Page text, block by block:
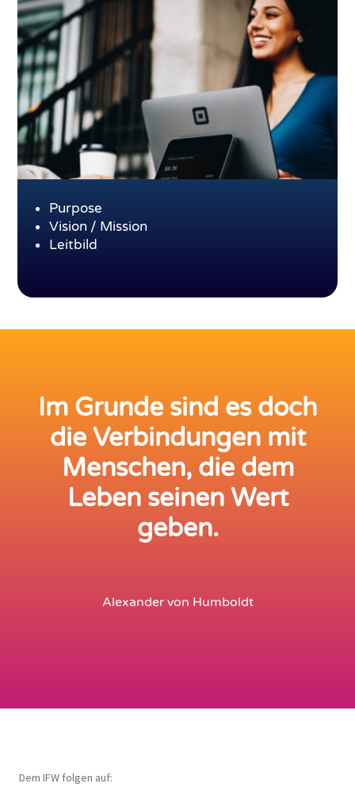
Purpose
Vision / Mission
Leitbild
Im Grunde sind es doch
die Verbindungen mit
Menschen, die dem
Leben seinen Wert
geben.
Alexander von Humboldt
Dem IFW folgen auf: